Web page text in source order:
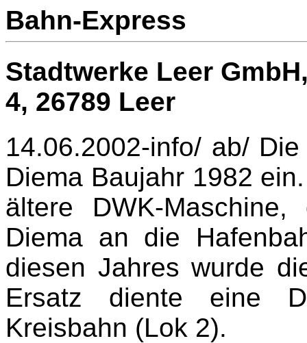
Bahn-Express
Stadtwerke Leer
4, 26789 Leer
14.06.2002-info/ ab/
Diema Baujahr 1982
ältere DWK-
Diema an die
diesen Jahres wurde
Ersatz diente eine
Kreisbahn (Lok 2).